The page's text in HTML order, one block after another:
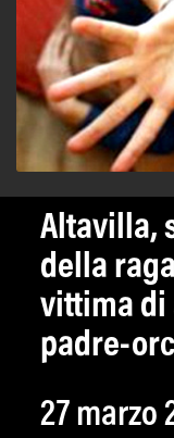
Altavilla,
della
vittima di
padre-
27 marzo